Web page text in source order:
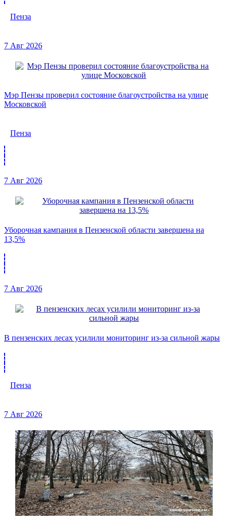
Пенза
7 Авг 2026
Мэр Пензы проверил состояние благоустройства на улице
Московской
Пенза
7 Авг 2026
Уборочная кампания в Пензенской области завершена на
13,5%
7 Авг 2026
В пензенских лесах усилили мониторинг из-за сильной жары
Пенза
7 Авг 2026